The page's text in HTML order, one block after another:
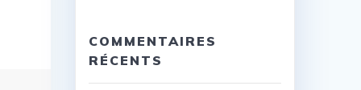
COMMENTAIRES
RÉCENTS